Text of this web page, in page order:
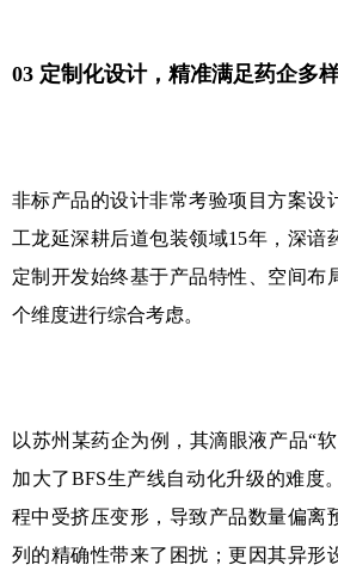
03 定制化设计，精准满足药企多
非标产品的设计非常考验项目方案设
工龙延深耕后道包装领域15年，深谙
定制开发始终基于产品特性、空间布
个维度进行综合考虑。
以苏州某药企为例，其滴眼液产品“
加大了BFS生产线自动化升级的难度
程中受挤压变形，导致产品数量偏离
列的精确性带来了困扰；更因其异形